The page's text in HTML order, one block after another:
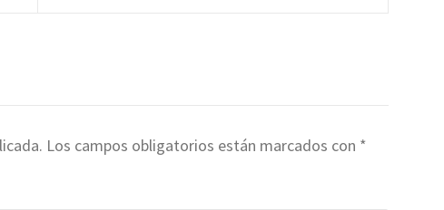
Los campos obligatorios están marcados con *